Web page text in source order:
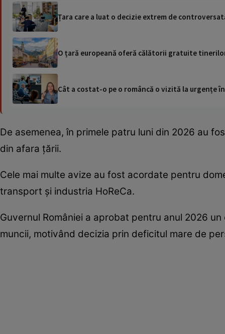
Țara care a luat o decizie extrem de
O țară europeană oferă călătorii gratuite
Cât a costat-o pe o româncă o vizită la urgențe
De asemenea, în primele patru luni din 2026 au
din afara țării.
Cele mai multe avize au fost acordate pentru
transport și industria HoReCa.
Guvernul României a aprobat pentru anul 2026
muncii, motivând decizia prin deficitul mare de